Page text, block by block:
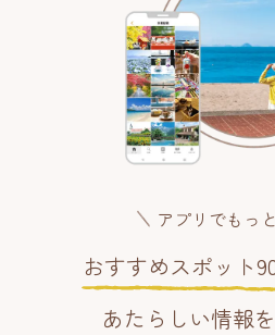
アプリでもっ
おすすめスポット
あたらしい情報